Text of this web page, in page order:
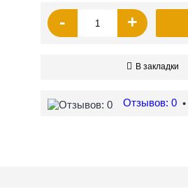
- +
В закладки
Отзывов: 0 •